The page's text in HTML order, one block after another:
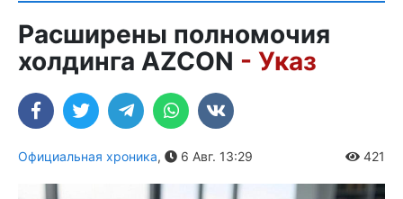
Расширены полномочия
холдинга AZCON - Указ
Официальная хроника, 6 Авг. 13:29 421